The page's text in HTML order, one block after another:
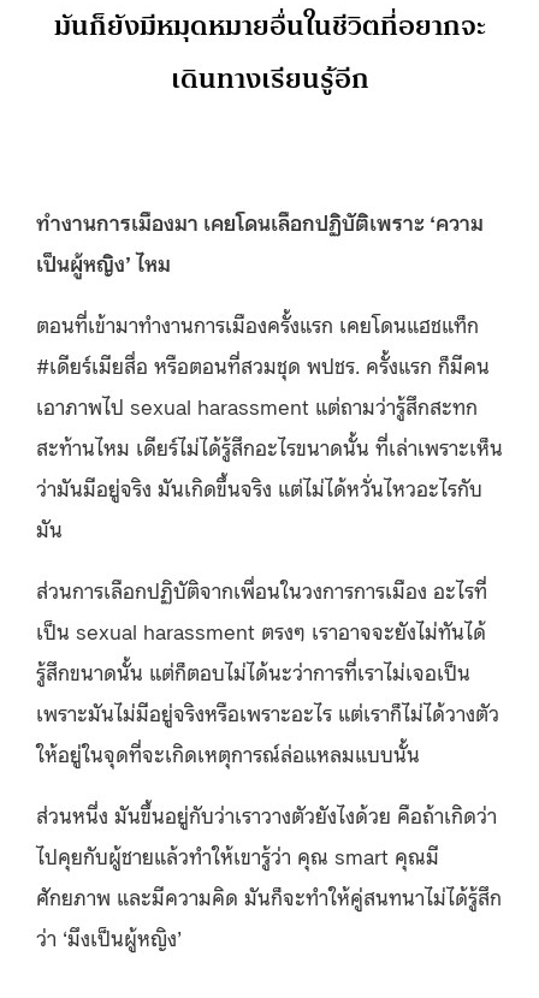
มันก็ยังมีหมุดหมายอื่นในชีวิตที่อยากจะ
เดินทางเรียนรู้อีก
ทำงานการเมืองมา เคยโดนเลือกปฏิบัติเพราะ ‘ความ
เป็นผู้หญิง’ไหม
ตอนที่เข้ามาทำงานการเมืองครั้งแรก เคยโดนแฮชแท็ก
#เดียร์เมียสื่อ หรือตอนที่สวมชุด พปชร. ครั้งแรก ก็มีคน
เอาภาพไป sexual harassment แต่ถามว่ารู้สึกสะทก
สะท้านไหม เดียร์ไม่ได้รู้สึกอะไรขนาดนั้น ที่เล่าเพราะเห็น
ว่ามันมีอยู่จริง มันเกิดขึ้นจริง แต่ไม่ได้หวั่นไหวอะไรกับ
มัน
ส่วนการเลือกปฏิบัติจากเพื่อนในวงการการเมือง อะไรที่
เป็น sexual harassment ตรงๆ เราอาจจะยังไม่ทันได้
รู้สึกขนาดนั้น แต่ก็ตอบไม่ได้นะว่าการที่เราไม่เจอเป็น
เพราะมันไม่มีอยู่จริงหรือเพราะอะไร แต่เราก็ไม่ได้วางตัว
ให้อยู่ในจุดที่จะเกิดเหตุการณ์ล่อแหลมแบบนั้น
ส่วนหนึ่ง มันขึ้นอยู่กับว่าเราวางตัวยังไงด้วย คือถ้าเกิดว่า
ไปคุยกับผู้ชายแล้วทำให้เขารู้ว่า คุณ smart คุณมี
ศักยภาพ และมีความคิด มันก็จะทำให้คู่สนทนาไม่ได้รู้สึก
ว่า ‘มึงเป็นผู้หญิง’